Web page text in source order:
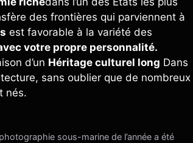
des frontières qui parviennent à
est favorable à la variété des
votre propre personnalité.
d’un Héritage culturel long Dans
sans oublier que de nombreux
nés.
sous-marine de l’année a été